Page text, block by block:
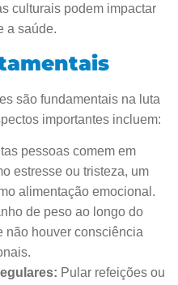
culturais podem impactar
a saúde.
são fundamentais na luta
importantes incluem:
pessoas comem em
estresse ou tristeza, um
alimentação emocional.
de peso ao longo do
não houver consciência
Pular refeições ou